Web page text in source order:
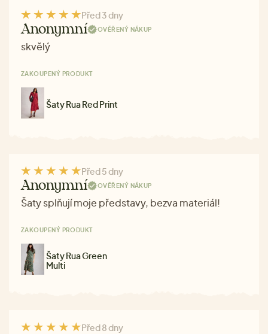
Před 3 dny
Anonymní OVĚŘENÝ NÁKUP
skvělý
ZAKOUPENÝ PRODUKT
Šaty Rua Red Print
Před 5 dny
Anonymní OVĚŘENÝ NÁKUP
Šaty splňují moje představy, bezva materiál!
ZAKOUPENÝ PRODUKT
Šaty Rua Green
Multi
Před 8 dny